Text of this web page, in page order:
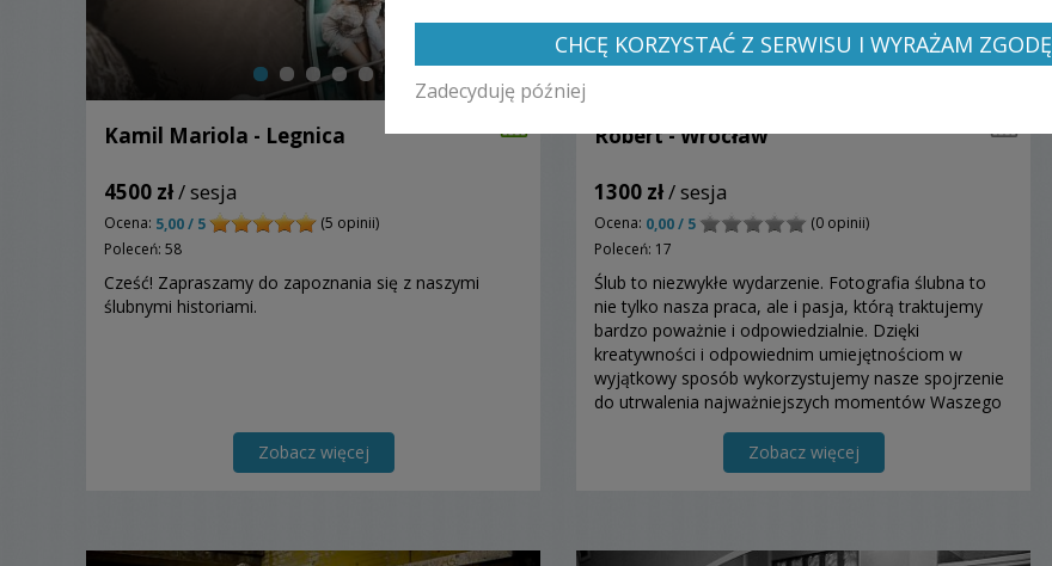
Kamil Mariola - Legnica
4500 zł/ sesja
Ocena: 5,00 / 5
(5 opinii)
Poleceń: 58
Cześć! Zapraszamy do zapoznania się z naszymi
ślubnymi historiami.
Zobacz więcej
Robert - Wrocław
1300 zł/ sesja
Ocena: 0,00 / 5
(0 opinii)
Poleceń: 17
Ślub to niezwykłe wydarzenie. Fotografia ślubna to
nie tylko nasza praca, ale i pasja, którą traktujemy
bardzo poważnie i odpowiedzialnie. Dzięki
kreatywności i odpowiednim umiejętnościom w
wyjątkowy sposób wykorzystujemy nasze spojrzenie
do utrwalenia najważniejszych momentów Waszego
Zobacz więcej
CHCĘ KORZYSTAĆ Z SERWISU I WYRAŻAM ZGODĘ
Zadecyduję później